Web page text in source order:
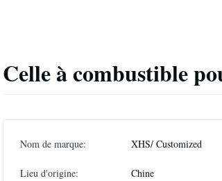
Celle à combustible
Nom de marque: XHS/ Customized
Lieu d'origine: Chine